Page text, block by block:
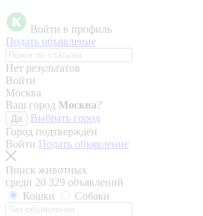
Войти в профиль
Подать объявление
Нет результатов
Войти
Москва
Ваш город Москва?
Да
Выбрать город
Город подтверждён
Войти Подать объявление
Поиск животных
среди 20 329 объявлений
Кошки
Собаки